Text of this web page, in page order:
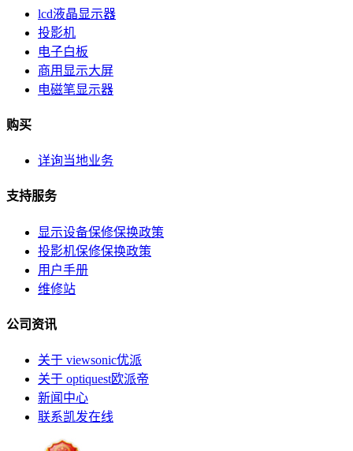
lcd液晶显示器
投影机
电子白板
商用显示大屏
电磁笔显示器
购买
详询当地业务
支持服务
显示设备保修保换政策
投影机保修保换政策
用户手册
维修站
公司资讯
关于 viewsonic优派
关于 optiquest欧派帝
新闻中心
联系凯发在线